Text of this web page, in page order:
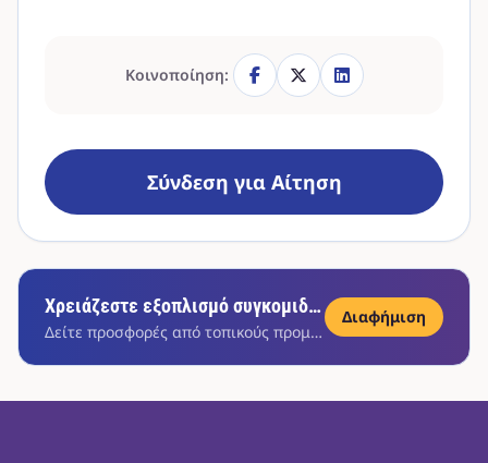
Κοινοποίηση:
Σύνδεση για Αίτηση
Χρειάζεστε εξοπλισμό συγκομιδής;
Δείτε προσφορές από τοπικούς προμηθευτές
Διαφήμιση